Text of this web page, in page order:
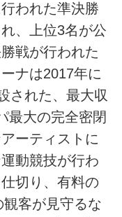
われた準決勝
、上位3名が公
戦が行われた
ナは2017年に
された、最大収
最大の完全密閉
ーティストに
動競技が行わ
切り、有料の
客が見守るな